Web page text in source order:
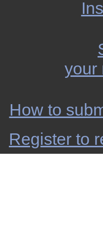
your
How to
Register to